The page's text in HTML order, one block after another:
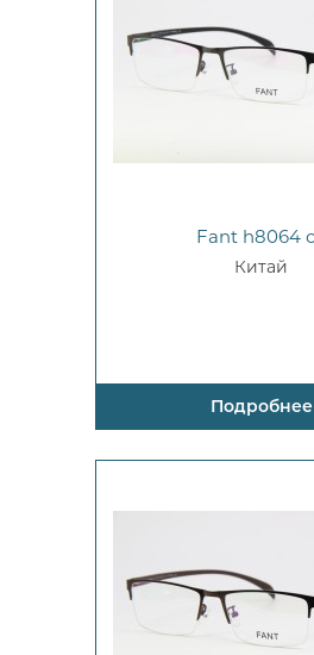
Fant h8064
Китай
Подробнее